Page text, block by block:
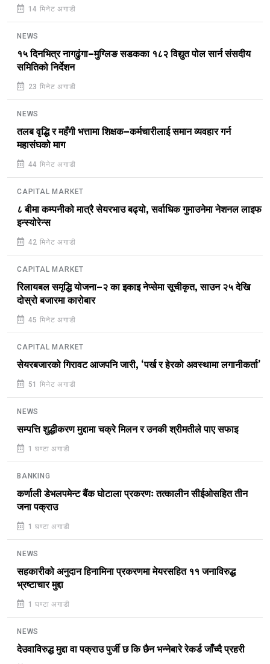
14 मिनेट अगाडी
NEWS
१५ दिनभित्र नागढुंगा–मुग्लिङ सडकका १८२ विद्युत पोल सार्न संसदीय
समितिको निर्देशन
23 मिनेट अगाडी
NEWS
तलब वृद्धि र महँगी भत्तामा शिक्षक–कर्मचारीलाई समान व्यवहार गर्न
महासंघको माग
44 मिनेट अगाडी
CAPITAL MARKET
८ बीमा कम्पनीको मात्रै सेयरभाउ बढ्यो, सर्वाधिक गुमाउनेमा नेशनल लाइफ
इन्स्योरेन्स
42 मिनेट अगाडी
CAPITAL MARKET
रिलायबल समृद्धि योजना–२ का इकाइ नेप्सेमा सूचीकृत, साउन २५ देखि
दोस्रो बजारमा कारोबार
45 मिनेट अगाडी
CAPITAL MARKET
सेयरबजारको गिरावट आजपनि जारी, ‘पर्ख र हेरको अवस्थामा लगानीकर्ता’
51 मिनेट अगाडी
NEWS
सम्पत्ति शुद्धीकरण मुद्दामा चक्रे मिलन र उनकी श्रीमतीले पाए सफाइ
1 घण्टा अगाडी
BANKING
कर्णाली डेभलपमेन्ट बैंक घोटाला प्रकरणः तत्कालीन सीईओसहित तीन
जना पक्राउ
1 घण्टा अगाडी
NEWS
सहकारीको अनुदान हिनामिना प्रकरणमा मेयरसहित ११ जनाविरुद्ध
भ्रष्टाचार मुद्दा
1 घण्टा अगाडी
NEWS
देउवाविरुद्ध मुद्दा वा पक्राउ पुर्जी छ कि छैन भन्नेबारे रेकर्ड जाँच्दै प्रहरी